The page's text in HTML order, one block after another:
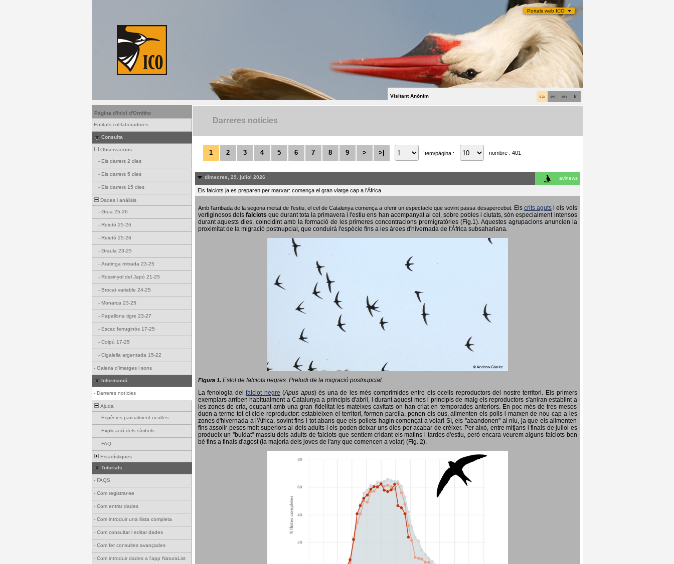
Portals web ICO
fr
en
es
ca
Visitant Anònim
Pàgina d'inici d'Ornitho
Entitats col·laboradores
Consulta
Observacions
- Els darrers 2 dies
- Els darrers 5 dies
- Els darrers 15 dies
Dades i anàlisis
- Grua 25-26
- Reietó 25-26
- Reietó 25-26
- Graula 23-25
- Aratinga mitrada 23-25
- Rossinyol del Japó 21-25
- Brocat variable 24-25
- Monarca 23-25
- Papallona tigre 23-27
- Escac ferruginós 17-25
- Coipú 17-25
- Cigalella argentada 15-22
- Galeria d'imatges i sons
Informació
- Darreres notícies
Ajuda
- Espècies parcialment ocultes
- Explicació dels símbols
- FAQ
Estadístiques
Tutorials
- FAQS
- Com registrar-se
- Com entrar dades
- Com introduir una llista completa
- Com consultar i editar dades
- Com fer consultes avançades
- Com introduir dades a l'app NaturaList
Darreres notícies
1 2 3 4 5 6 7 8 9 > >| ítem/pàgina : nombre : 401
dimecres, 29. juliol 2026 avinews
Els falciots ja es preparen per marxar: comença el gran viatge cap a l'Àfrica
Amb l'arribada de la segona meitat de l'estiu, el cel de Catalunya comença a oferir un espectacle que sovint passa desapercebut. Els crits aguts i els vols
vertiginosos dels falciots que durant tota la primavera i l'estiu ens han acompanyat al cel, sobre pobles i ciutats, són especialment intensos
durant aquests dies, coincidint amb la formació de les primeres concentracions premigratòries (Fig.1). Aquestes agrupacions anuncien la
proximitat de la migració postnupcial, que conduirà l'espècie fins a les àrees d'hivernada de l'Àfrica subsahariana.
Figura 1. Estol de falciots negres. Preludi de la migració postnupcial.
La fenologia delfalciot negre (Apus apus) és una de les més comprimides entre els ocells reproductors del nostre territori. Els primers
exemplars arriben habitualment a Catalunya a principis d'abril, i durant aquest mes i principis de maig els reproductors s'aniran establint a
les zones de cria, ocupant amb una gran fidelitat les mateixes cavitats on han criat en temporades anteriors. En poc més de tres mesos
duen a terme tot el cicle reproductor: estableixen el territori, formen parella, ponen els ous, alimenten els polls i marxen de nou cap a les
zones d'hivernada a l'Àfrica, sovint fins i tot abans que els pollets hagin començat a volar! Sí, els "abandonen" al niu, ja que els alimenten
fins assolir pesos molt superiors al dels adults i els poden deixar uns dies per acabar de créixer. Per això, entre mitjans i finals de juliol es
produeix un "buidat" massiu dels adults de falciots que sentíem cridant els matins i tardes d'estiu, però encara veurem alguns falciots ben
bé fins a finals d'agost (la majoria dels joves de l'any que comencen a volar) (Fig. 2).